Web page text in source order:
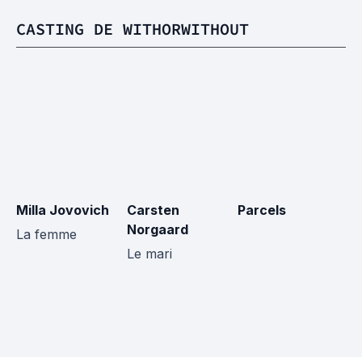
CASTING DE WITHORWITHOUT
Milla Jovovich
La femme
Carsten
Norgaard
Le mari
Parcels